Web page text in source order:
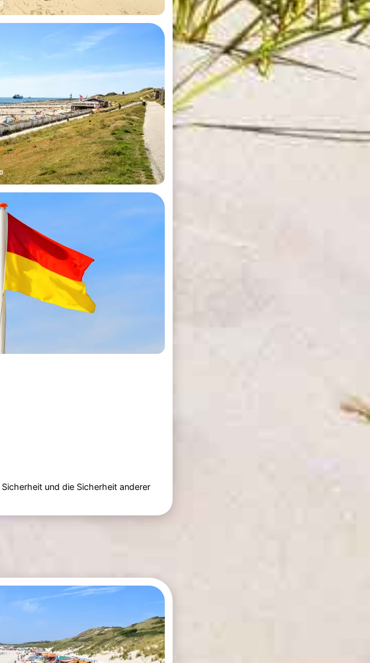
und die Sicherheit anderer